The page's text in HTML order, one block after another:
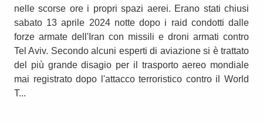
nelle scorse ore i propri spazi aerei. Erano stati chiusi
sabato 13 aprile 2024 notte dopo i raid condotti dalle
forze armate dell'Iran con missili e droni armati contro
Tel Aviv. Secondo alcuni esperti di aviazione si è trattato
del più grande disagio per il trasporto aereo mondiale
mai registrato dopo l'attacco terroristico contro il World
T...